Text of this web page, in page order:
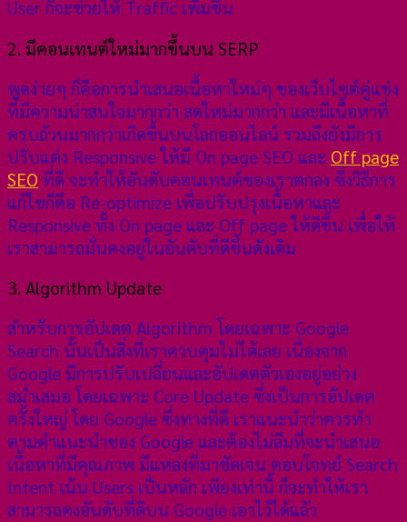
User ก็จะช่วยให้ Traffic เพิ่มขึ้น
2. มีคอนเทนต์ใหม่มากขึ้นบน SERP
พูดง่ายๆ ก็คือการนำเสนอเนื้อหาใหม่ๆ ของเว็บไซต์คู่แข่ง
ที่มีความน่าสนใจมากกว่า สดใหม่มากกว่า และมีเนื้อหาที่
ครบถ้วนมากกว่าเกิดขึ้นบนโลกออนไลน์ รวมถึงยังมีการ
ปรับแต่ง Responsive ให้มี On page SEO และ Off page
SEO ที่ดี จะทำให้อันดับคอนเทนต์ของเราตกลง ซึ่งวิธีการ
แก้ไขก็คือ Re-optimize เพื่อปรับปรุงเนื้อหาและ
Responsive ทั้ง On page และ Off page ให้ดีขึ้น เพื่อให้
เราสามารถมั่นคงอยู่ในอันดับที่ดีขึ้นดังเดิม
3. Algorithm Update
สำหรับการอัปเดต Algorithm โดยเฉพาะ Google
Search นั้นเป็นสิ่งที่เราควบคุมไม่ได้เลย เนื่องจาก
Google มีการปรับเปลี่ยนและอัปเดตตัวเองอยู่อย่าง
สม่ำเสมอ โดยเฉพาะ Core Update ซึ่งเป็นการอัปเดต
ครั้งใหญ่ โดย Google ซึ่งทางที่ดี เราแนะนำว่าควรทำ
ตามคำแนะนำของ Google และต้องไม่ลืมที่จะนำเสนอ
เนื้อหาที่มีคุณภาพ มีแหล่งที่มาชัดเจน ตอบโจทย์ Search
Intent เน้น Users เป็นหลัก เพียงเท่านี้ ก็จะทำให้เรา
สามารถคงอันดับที่ดีบน Google เอาไว้ได้แล้ว